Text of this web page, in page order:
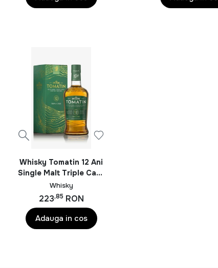
Whisky Tomatin 12 Ani
Single Malt Triple Cask
0.7L
Whisky
223,85 RON
Adauga in cos